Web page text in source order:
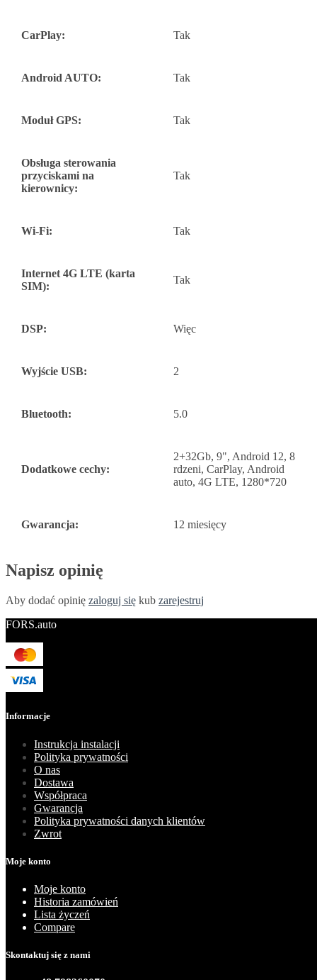
CarPlay: Tak
Android AUTO: Tak
Moduł GPS: Tak
Obsługa sterowania
przyciskami na
kierownicy:
Tak
Wi-Fi: Tak
Internet 4G LTE (karta
SIM):
Tak
DSP: Więc
Wyjście USB: 2
Bluetooth: 5.0
Dodatkowe cechy:
2+32Gb, 9", Android 12, 8
rdzeni, CarPlay, Android
auto, 4G LTE, 1280*720
Gwarancja: 12 miesięcy
Napisz opinię
Aby dodać opinię zaloguj się kub zarejestruj
FORS.auto
Informacje
Instrukcja instalacji
Polityka prywatności
O nas
Dostawa
Współpraca
Gwarancja
Polityka prywatności danych klientów
Zwrot
Moje konto
Moje konto
Historia zamówień
Lista życzeń
Compare
Skontaktuj się z nami